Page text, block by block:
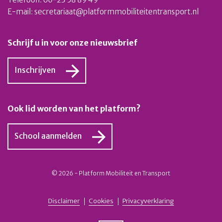
E-mail: secretariaat@platformmobiliteitentransport.nl
Schrijf u in voor onze nieuwsbrief
Inschrijven
Ook lid worden van het platform?
School aanmelden
© 2026 - Platform Mobiliteit en Transport
Disclaimer Cookies Privacyverklaring